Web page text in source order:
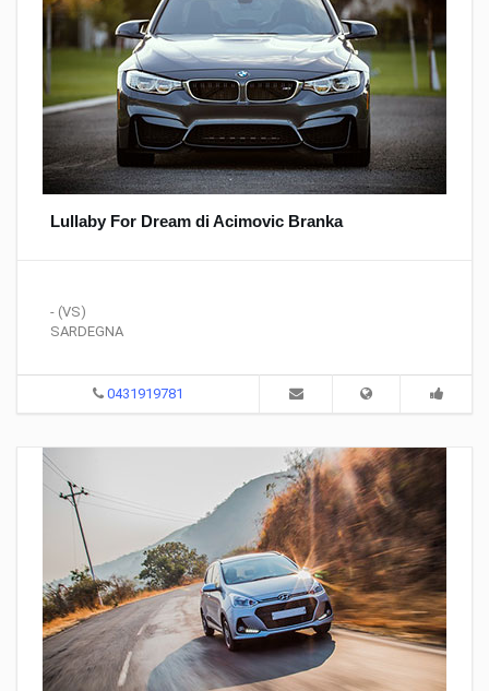
Lullaby For Dream di Acimovic Branka
- (VS)
SARDEGNA
0431919781